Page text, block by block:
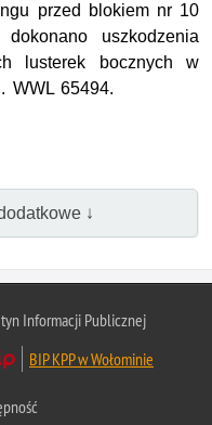
przed blokiem nr 10
uszkodzenia
lusterek bocznych w
WWL 65494.
↓
Informacji Publicznej
BIP KPP w Wołominie